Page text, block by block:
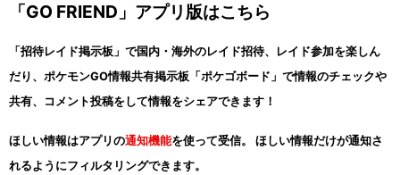
「GO FRIEND」アプリ版はこちら
「招待レイド掲示板」で国内・海外のレイド招待、レイド参加を楽しん
だり、ポケモンGO情報共有掲示板「ポケゴボード」で情報のチェックや
共有、コメント投稿をして情報をシェアできます！
ほしい情報はアプリの通知機能を使って受信。 ほしい情報だけが通知さ
れるようにフィルタリングできます。